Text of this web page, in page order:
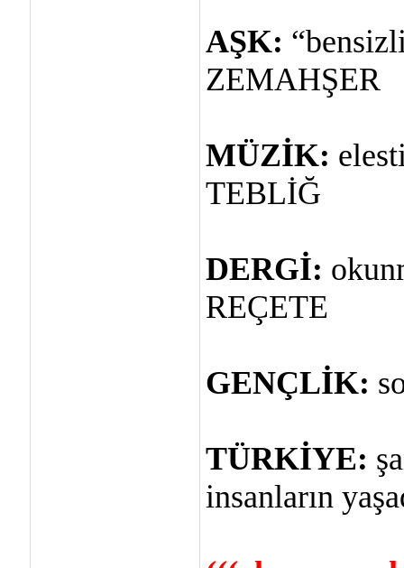
AŞK:
ZEMAHŞER
MÜZİK:
TEBLİĞ
DERGİ:
REÇETE
GENÇLİK:
TÜRKİYE:
insanların